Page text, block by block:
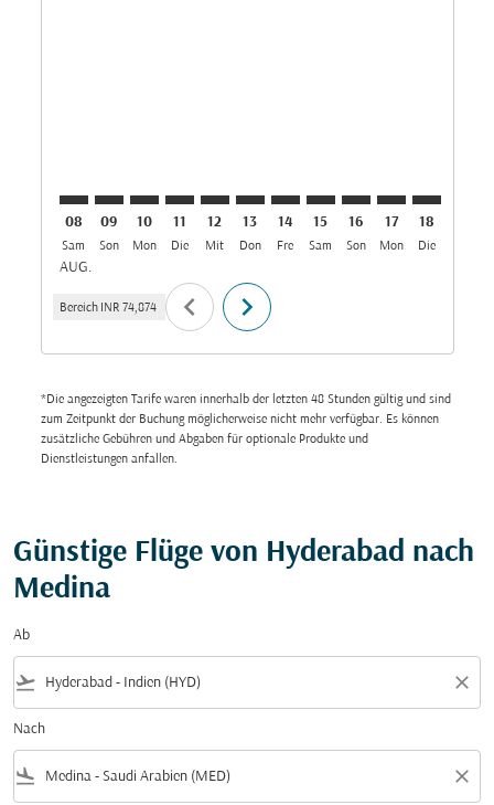
08
Sam
AUG.
09
Son
10
Mon
11
Die
12
Mit
13
Don
14
Fre
15
Sam
16
Son
17
Mon
18
Die
Bereich INR 74,874 chevron_left chevron_right
*Die angezeigten Tarife waren innerhalb der letzten 48 Stunden gültig und sind
zum Zeitpunkt der Buchung möglicherweise nicht mehr verfügbar. Es können
zusätzliche Gebühren und Abgaben für optionale Produkte und
Dienstleistungen anfallen.
Günstige Flüge von Hyderabad nach
Medina
Ab
flight_takeoff close
Nach
flight_land close